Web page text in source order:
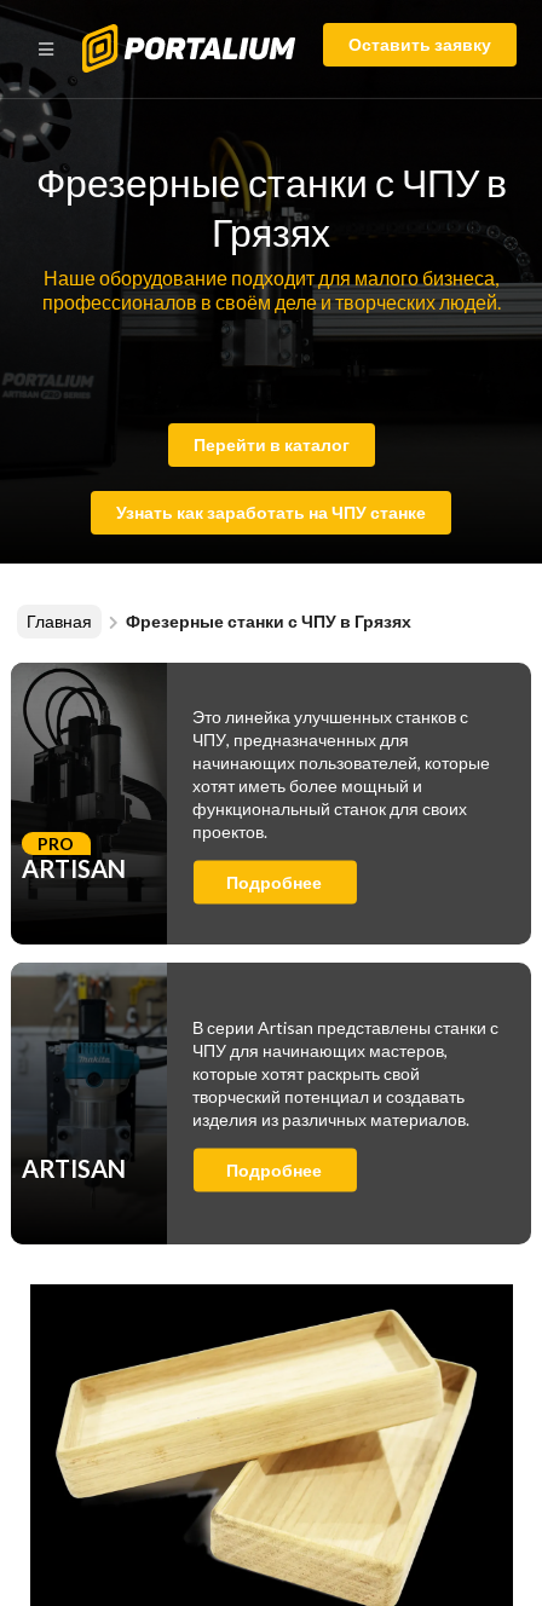
Оставить заявку
Фрезерные станки с ЧПУ в
Грязях
Наше оборудование подходит для малого бизнеса,
профессионалов в своём деле и творческих людей.
Перейти в каталог
Узнать как заработать на ЧПУ станке
Главная Фрезерные станки с ЧПУ в Грязях
ARTISAN
PRO
Это линейка улучшенных станков с
ЧПУ, предназначенных для
начинающих пользователей, которые
хотят иметь более мощный и
функциональный станок для своих
проектов.
Подробнее
ARTISAN
В серии Artisan представлены станки с
ЧПУ для начинающих мастеров,
которые хотят раскрыть свой
творческий потенциал и создавать
изделия из различных материалов.
Подробнее